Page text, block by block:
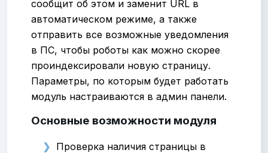
сообщит об этом и заменит URL в
автоматическом режиме, а также
отправить все возможные уведомления
в ПС, чтобы роботы как можно скорее
проиндексировали новую страницу.
Параметры, по которым будет работать
модуль настраиваются в админ панели.
Основные возможности модуля
Проверка наличия страницы в